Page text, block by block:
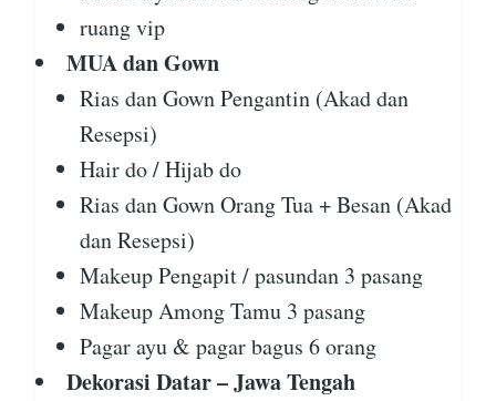
ruang vip
MUA dan Gown
Rias dan Gown Pengantin (Akad dan
Resepsi)
Hair do / Hijab do
Rias dan Gown Orang Tua + Besan (Akad
dan Resepsi)
Makeup Pengapit / pasundan 3 pasang
Makeup Among Tamu 3 pasang
Pagar ayu & pagar bagus 6 orang
Dekorasi Datar – Jawa Tengah